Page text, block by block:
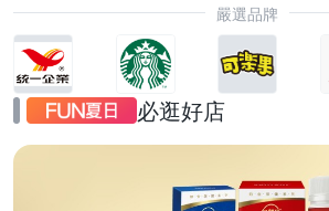
嚴選品牌
必逛好店